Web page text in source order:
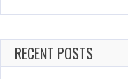
RECENT POSTS